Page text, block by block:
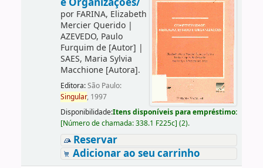
por FARINA, Elizabeth
Mercier Querido|
AZEVEDO, Paulo
Furquim de[Autor] |
SAES, Maria Sylvia
Macchione[Autora].
Editora:São Paulo:
Singular, 1997
Disponibilidade:Itens disponíveis para empréstimo:
[Número de chamada:338.1 F225c] (2).
Reservar
Adicionar ao seu carrinho